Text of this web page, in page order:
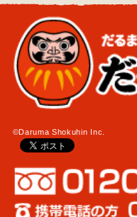
©Daruma Shokuhin Inc.